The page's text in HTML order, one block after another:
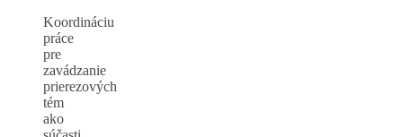
Koordináciu
práce
pre
zavádzanie
prierezových
tém
ako